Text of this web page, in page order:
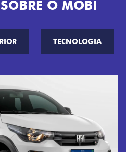
O MOBI
TECNOLOGIA